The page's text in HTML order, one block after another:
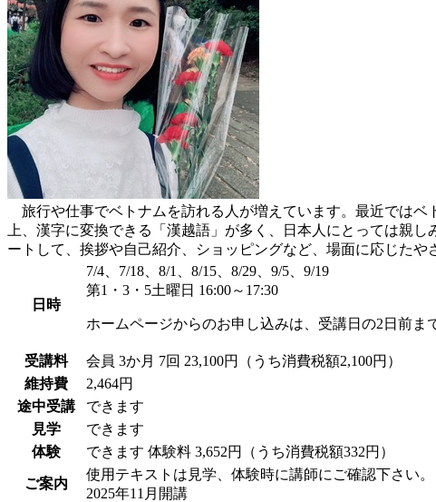
旅行や仕事でベトナムを訪れる人が増えています。最近ではベ
上、漢字に変換できる「漢越語」が多く、日本人にとっては親
ートして、挨拶や自己紹介、ショッピングなど、場面に応じたや
日時
7/4、7/18、8/1、8/15、8/29、9/5、9/19
第1・3・5土曜日 16:00～17:30
ホームページからのお申し込みは、受講日の2日前ま
受講料 会員 3か月 7回 23,100円（うち消費税額2,100円）
維持費
2,464円
途中受講
できます
見学
できます
体験
できます 体験料 3,652円（うち消費税額332円）
ご案内
使用テキストは見学、体験時に講師にご確認下さい。
2025年11月開講